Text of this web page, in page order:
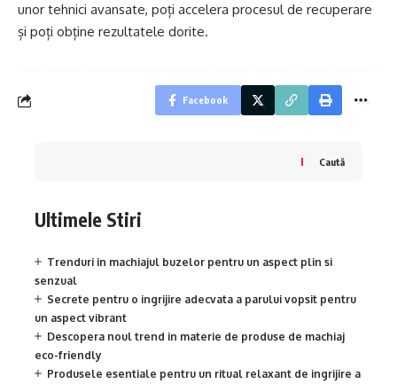
unor tehnici avansate, poți accelera procesul de recuperare
și poți obține rezultatele dorite.
Facebook
Caută
Ultimele Stiri
Trenduri in machiajul buzelor pentru un aspect plin si
senzual
Secrete pentru o ingrijire adecvata a parului vopsit pentru
un aspect vibrant
Descopera noul trend in materie de produse de machiaj
eco-friendly
Produsele esentiale pentru un ritual relaxant de ingrijire a